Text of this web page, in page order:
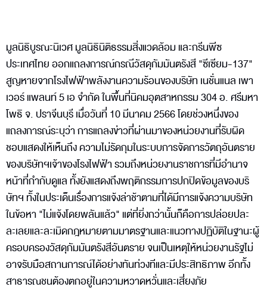
มูลนิธิบูรณะนิเวศ มูลนิธินิติธรรมสิ่งแวดล้อม และกรีนพีซ
ประเทศไทย ออกแถลงการณ์กรณีวัสดุกัมมันตรังสี "ซีเซียม-137"
สูญหายจากโรงไฟฟ้าพลังงานความร้อนของบริษัท เนชั่นแนล เพา
เวอร์ แพลนท์ 5 เอ จำกัด ในพื้นที่นิคมอุตสาหกรรม 304 อ. ศรีมหา
โพธิ จ. ปราจีนบุรี เมื่อวันที่ 10 มีนาคม 2566 โดยช่วงหนึ่งของ
แถลงการณ์ระบุว่า การแถลงข่าวที่ผ่านมาของหน่วยงานที่รับผิด
ชอบแสดงให้เห็นถึง ความไม่รัดกุมในระบบการจัดการวัตถุอันตราย
ของบริษัทฯเจ้าของโรงไฟฟ้า รวมถึงหน่วยงานราชการที่มีอำนาจ
หน้าที่กำกับดูแล ทั้งยังแสดงถึงพฤติกรรมการปกปิดข้อมูลของบริ
ษัทฯ ทั้งในประเด็นเรื่องการแจ้งล่าช้าตามที่ได้มีการแจ้งความบริษัท
ในข้อหา "ไม่แจ้งโดยพลันแล้ว" แต่ที่ยิ่งกว่านั้นก็คือการปล่อยปละ
ละเลยและละเมิดกฎหมายตามมาตรฐานและแนวทางปฏิบัติในฐานะผู้
ครอบครองวัสดุกัมมันตรังสีอันตราย จนเป็นเหตุให้หน่วยงานรัฐไม่
อาจรับมือสถานการณ์ได้อย่างทันท่วงทีและมีประสิทธิภาพ อีกทั้ง
สาธารณชนต้องตกอยู่ในความหวาดหวั่นและเสี่ยงภัย